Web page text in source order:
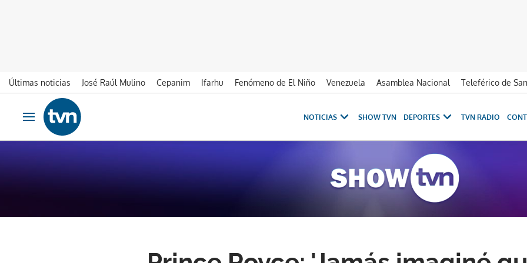
Últimas noticias José Raúl Mulino Cepanim Ifarhu Fenómeno de El Niño Venezuela Asamblea Nacional Teleférico de
Ir al contenido
Obrir navegació
NOTICIAS SHOW TVN DEPORTES TVN RADIO